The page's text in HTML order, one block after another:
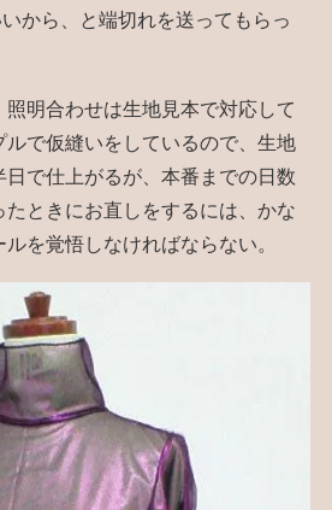
から、と端切れを送ってもらっ
明合わせは生地見本で対応して
ルで仮縫いをしているので、生地
で仕上がるが、本番までの日数
ときにお直しをするには、かな
を覚悟しなければならない。